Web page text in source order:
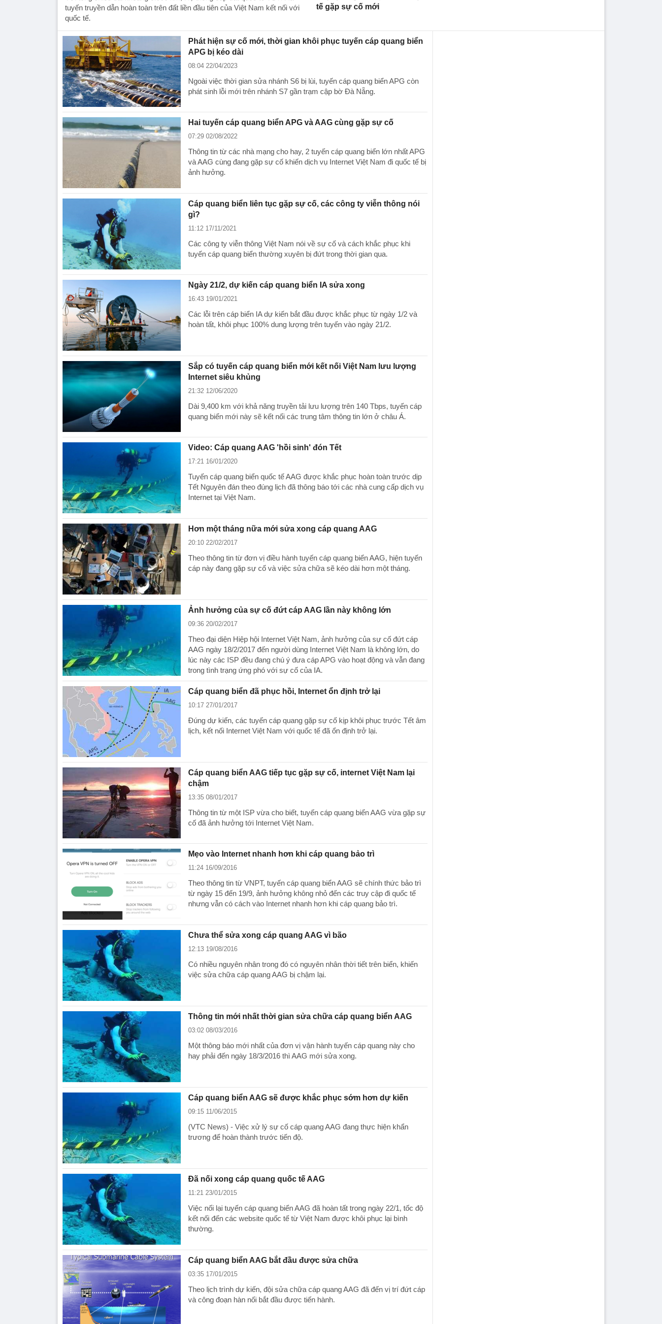
tuyến truyền dẫn hoàn toàn trên đất liền đầu tiên của Việt Nam kết nối với
quốc tế.
tế gặp sự cố mới
Phát hiện sự cố mới, thời gian khôi phục tuyến cáp quang biển
APG bị kéo dài
08:04 22/04/2023
Ngoài việc thời gian sửa nhánh S6 bị lùi, tuyến cáp quang biển APG còn
phát sinh lỗi mới trên nhánh S7 gần trạm cập bờ Đà Nẵng.
Hai tuyến cáp quang biển APG và AAG cùng gặp sự cố
07:29 02/08/2022
Thông tin từ các nhà mạng cho hay, 2 tuyến cáp quang biển lớn nhất APG
và AAG cùng đang gặp sự cố khiến dịch vụ Internet Việt Nam đi quốc tế bị
ảnh hưởng.
Cáp quang biển liên tục gặp sự cố, các công ty viễn thông nói
gì?
11:12 17/11/2021
Các công ty viễn thông Việt Nam nói về sự cố và cách khắc phục khi
tuyến cáp quang biển thường xuyên bị đứt trong thời gian qua.
Ngày 21/2, dự kiến cáp quang biển IA sửa xong
16:43 19/01/2021
Các lỗi trên cáp biển IA dự kiến bắt đầu được khắc phục từ ngày 1/2 và
hoàn tất, khôi phục 100% dung lượng trên tuyến vào ngày 21/2.
Sắp có tuyến cáp quang biển mới kết nối Việt Nam lưu lượng
Internet siêu khủng
21:32 12/06/2020
Dài 9,400 km với khả năng truyền tải lưu lượng trên 140 Tbps, tuyến cáp
quang biển mới này sẽ kết nối các trung tâm thông tin lớn ở châu Á.
Video: Cáp quang AAG 'hồi sinh' đón Tết
17:21 16/01/2020
Tuyến cáp quang biển quốc tế AAG được khắc phục hoàn toàn trước dịp
Tết Nguyên đán theo đúng lịch đã thông báo tới các nhà cung cấp dịch vụ
Internet tại Việt Nam.
Hơn một tháng nữa mới sửa xong cáp quang AAG
20:10 22/02/2017
Theo thông tin từ đơn vị điều hành tuyến cáp quang biển AAG, hiện tuyến
cáp này đang gặp sự cố và việc sửa chữa sẽ kéo dài hơn một tháng.
Ảnh hưởng của sự cố đứt cáp AAG lần này không lớn
09:36 20/02/2017
Theo đại diện Hiệp hội Internet Việt Nam, ảnh hưởng của sự cố đứt cáp
AAG ngày 18/2/2017 đến người dùng Internet Việt Nam là không lớn, do
lúc này các ISP đều đang chú ý đưa cáp APG vào hoạt động và vẫn đang
trong tình trạng ứng phó với sự cố của IA.
Cáp quang biển đã phục hồi, Internet ổn định trở lại
10:17 27/01/2017
Đúng dự kiến, các tuyến cáp quang gặp sự cố kịp khôi phục trước Tết âm
lịch, kết nối Internet Việt Nam với quốc tế đã ổn định trở lại.
Cáp quang biển AAG tiếp tục gặp sự cố, internet Việt Nam lại
chậm
13:35 08/01/2017
Thông tin từ một ISP vừa cho biết, tuyến cáp quang biển AAG vừa gặp sự
cố đã ảnh hưởng tới Internet Việt Nam.
Mẹo vào Internet nhanh hơn khi cáp quang bảo trì
11:24 16/09/2016
Theo thông tin từ VNPT, tuyến cáp quang biển AAG sẽ chính thức bảo trì
từ ngày 15 đến 19/9, ảnh hưởng không nhỏ đến các truy cập đi quốc tế
nhưng vẫn có cách vào Internet nhanh hơn khi cáp quang bảo trì.
Chưa thể sửa xong cáp quang AAG vì bão
12:13 19/08/2016
Có nhiều nguyên nhân trong đó có nguyên nhân thời tiết trên biển, khiến
việc sửa chữa cáp quang AAG bị chậm lại.
Thông tin mới nhất thời gian sửa chữa cáp quang biển AAG
03:02 08/03/2016
Một thông báo mới nhất của đơn vị vận hành tuyến cáp quang này cho
hay phải đến ngày 18/3/2016 thì AAG mới sửa xong.
Cáp quang biển AAG sẽ được khắc phục sớm hơn dự kiến
09:15 11/06/2015
(VTC News) - Việc xử lý sự cố cáp quang AAG đang thực hiện khẩn
trương để hoàn thành trước tiến độ.
Đã nối xong cáp quang quốc tế AAG
11:21 23/01/2015
Việc nối lại tuyến cáp quang biển AAG đã hoàn tất trong ngày 22/1, tốc độ
kết nối đến các website quốc tế từ Việt Nam được khôi phục lại bình
thường.
Cáp quang biển AAG bắt đầu được sửa chữa
03:35 17/01/2015
Theo lịch trình dự kiến, đội sửa chữa cáp quang AAG đã đến vị trí đứt cáp
và công đoạn hàn nối bắt đầu được tiến hành.